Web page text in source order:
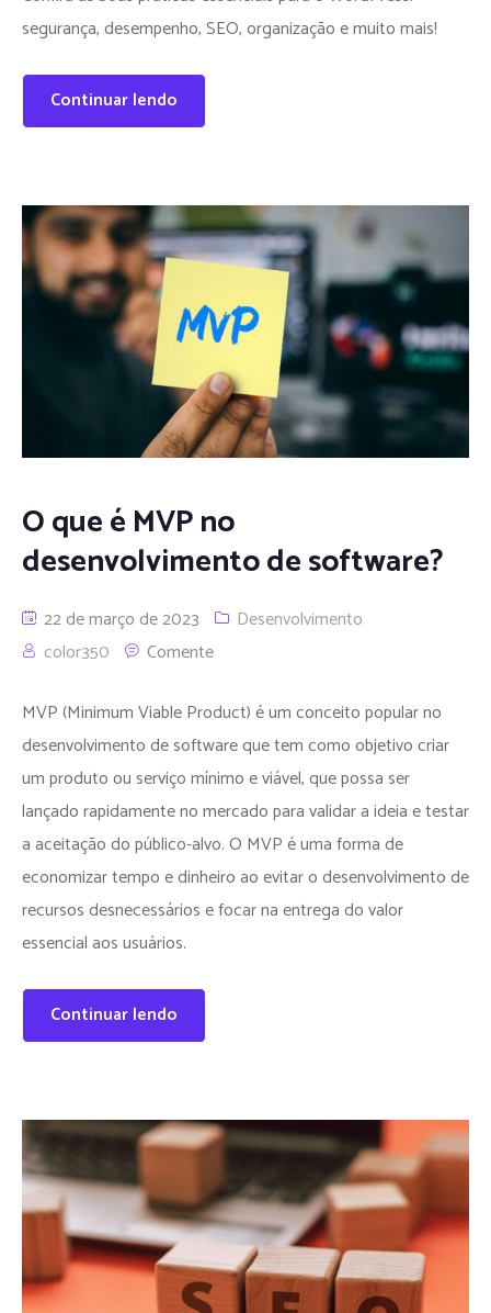
segurança, desempenho, SEO, organização e muito mais!
Continuar lendo
O que é MVP no
desenvolvimento de software?
22 de março de 2023
Desenvolvimento
color350
Comente
MVP (Minimum Viable Product) é um conceito popular no
desenvolvimento de software que tem como objetivo criar
um produto ou serviço mínimo e viável, que possa ser
lançado rapidamente no mercado para validar a ideia e testar
a aceitação do público-alvo. O MVP é uma forma de
economizar tempo e dinheiro ao evitar o desenvolvimento de
recursos desnecessários e focar na entrega do valor
essencial aos usuários.
Continuar lendo